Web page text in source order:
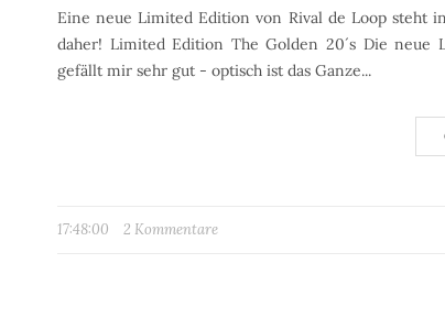
Eine neue Limited Edition von Rival de Loop steht
daher! Limited Edition The Golden 20´s Die
gefällt mir sehr gut - optisch ist das Ganze...
17:48:00 2 Kommentare